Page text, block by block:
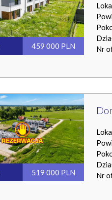
459 000 PLN Nr
519 000 PLN Nr